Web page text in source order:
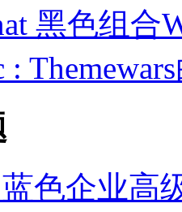
黑色组合
蓝色企业高